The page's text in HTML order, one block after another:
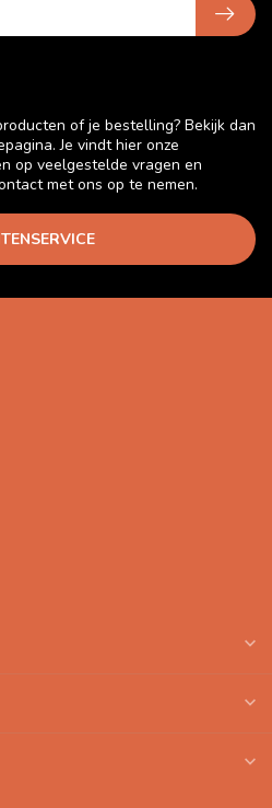
of je bestelling? Bekijk dan
Je vindt hier onze
op veelgestelde vragen en
met ons op te nemen.